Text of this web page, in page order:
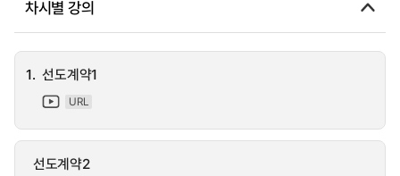
차시별 강의
1. 선도계약1
URL
선도계약2